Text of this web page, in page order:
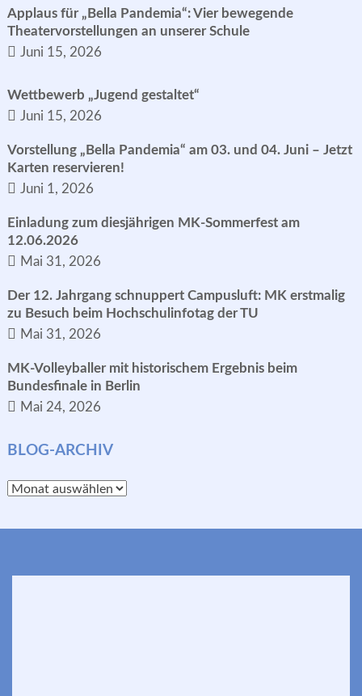
Applaus für „Bella Pandemia“: Vier bewegende
Theatervorstellungen an unserer Schule
Juni 15, 2026
Wettbewerb „Jugend gestaltet“
Juni 15, 2026
Vorstellung „Bella Pandemia“ am 03. und 04. Juni – Jetzt
Karten reservieren!
Juni 1, 2026
Einladung zum diesjährigen MK-Sommerfest am
12.06.2026
Mai 31, 2026
Der 12. Jahrgang schnuppert Campusluft: MK erstmalig
zu Besuch beim Hochschulinfotag der TU
Mai 31, 2026
MK-Volleyballer mit historischem Ergebnis beim
Bundesfinale in Berlin
Mai 24, 2026
BLOG-ARCHIV
Blog-